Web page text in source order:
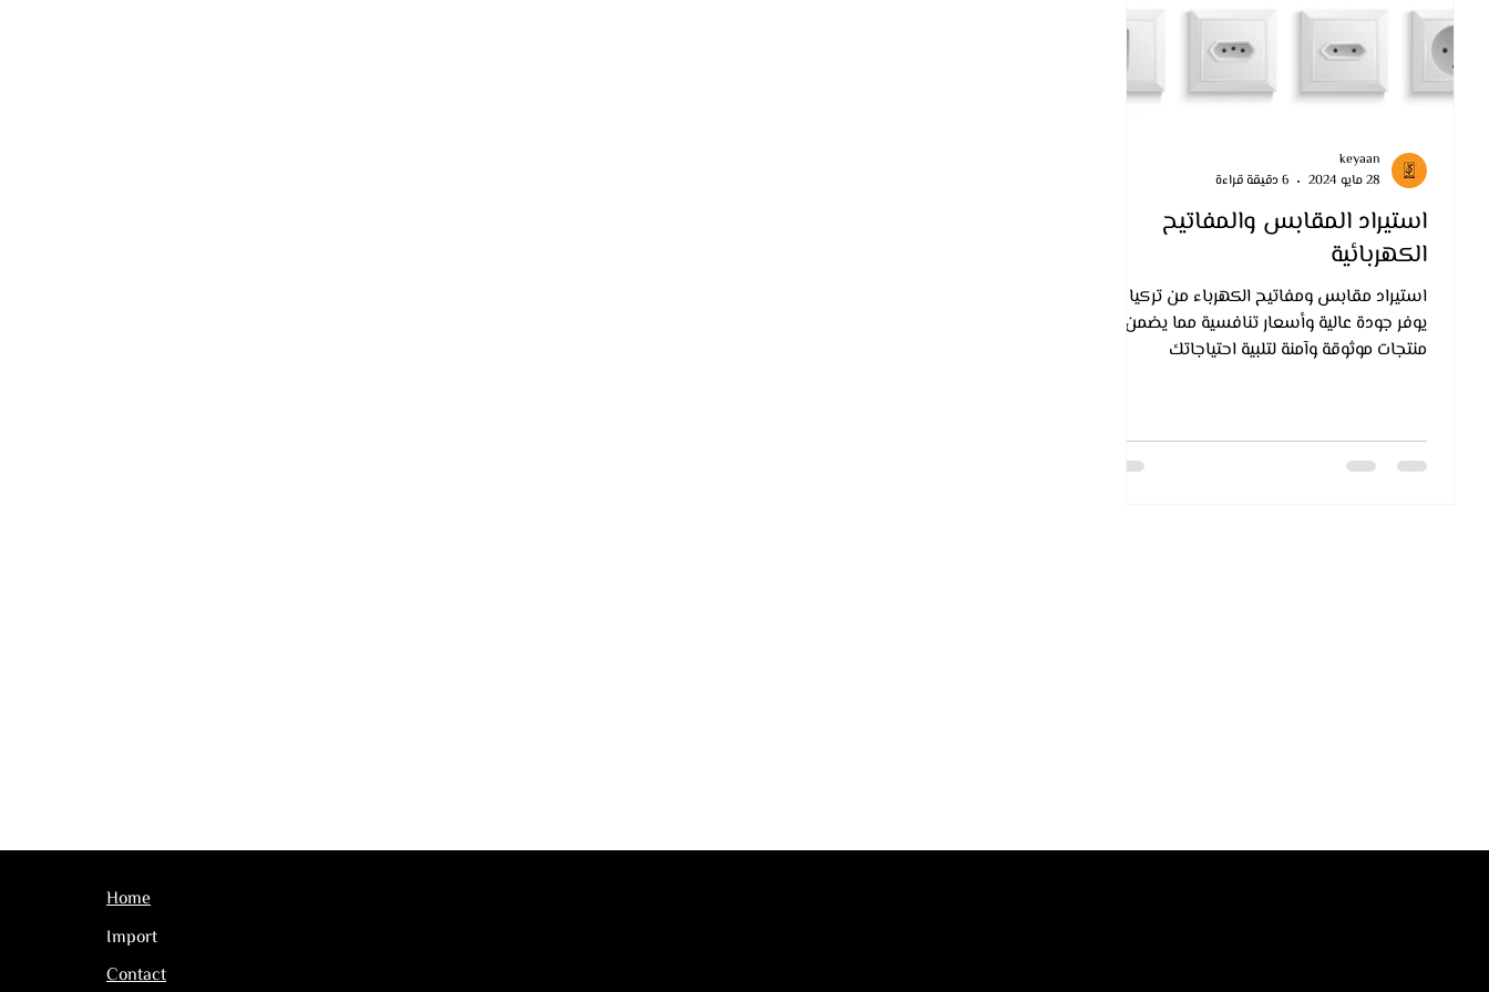
استيراد المقابس والمفاتيح
الكهربائية
استيراد مقابس ومفاتيح الكهرباء من تركيا
يوفر جودة عالية وأسعار تنافسية مما يضمن
منتجات موثوقة وآمنة لتلبية احتياجاتك
keyaan
28 مايو 2024
6 دقيقة قراءة
Home
Import
Contact